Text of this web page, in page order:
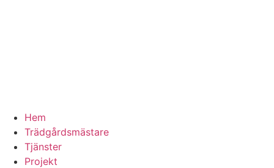
Hem
Trädgårdsmästare
Tjänster
Projekt